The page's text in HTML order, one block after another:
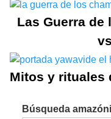
Las Guerra de
Mitos y rituales
Búsqueda